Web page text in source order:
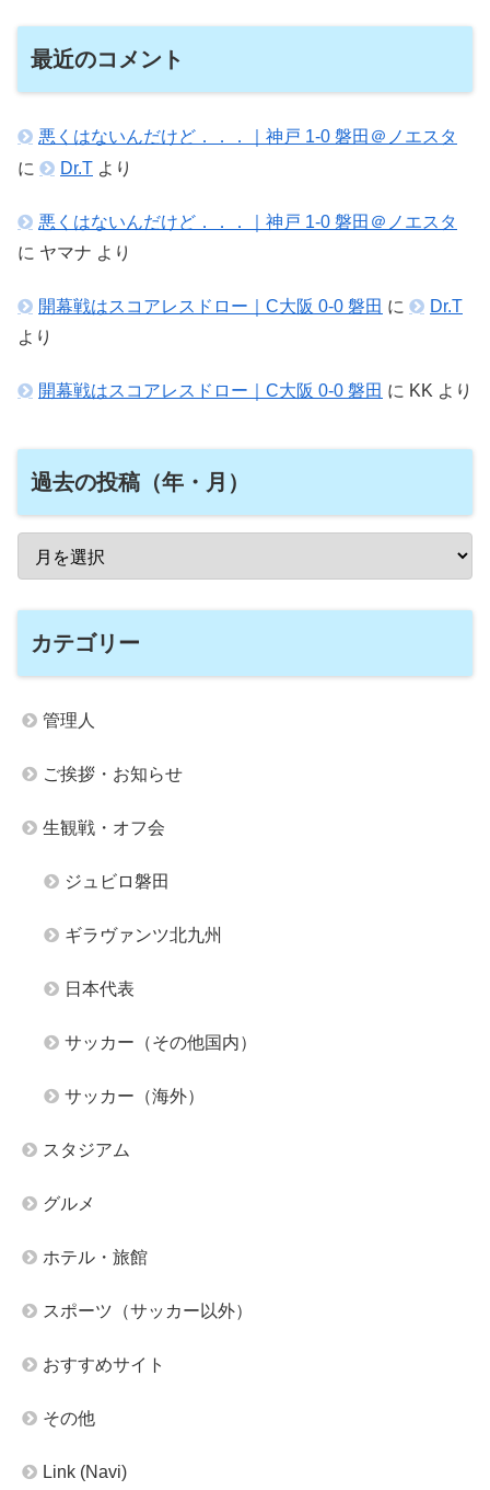
最近のコメント
悪くはないんだけど．．．｜神戸 1-0 磐田＠ノエスタ
に
Dr.T より
悪くはないんだけど．．．｜神戸 1-0 磐田＠ノエスタ
に ヤマナ より
開幕戦はスコアレスドロー｜C大阪 0-0 磐田 に
Dr.T
より
開幕戦はスコアレスドロー｜C大阪 0-0 磐田 に KK より
過去の投稿（年・月）
カテゴリー
管理人
ご挨拶・お知らせ
生観戦・オフ会
ジュビロ磐田
ギラヴァンツ北九州
日本代表
サッカー（その他国内）
サッカー（海外）
スタジアム
グルメ
ホテル・旅館
スポーツ（サッカー以外）
おすすめサイト
その他
Link (Navi)